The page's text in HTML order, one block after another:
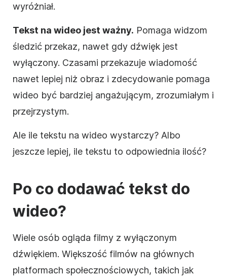
wyróżniał.
Tekst na wideo jest ważny. Pomaga widzom
śledzić przekaz, nawet gdy dźwięk jest
wyłączony. Czasami przekazuje wiadomość
nawet lepiej niż obraz i zdecydowanie pomaga
wideo być bardziej angażującym, zrozumiałym i
przejrzystym.
Ale ile tekstu na wideo wystarczy? Albo
jeszcze lepiej, ile tekstu to odpowiednia ilość?
Po co dodawać tekst do
wideo?
Wiele osób ogląda filmy z wyłączonym
dźwiękiem. Większość filmów na głównych
platformach społecznościowych, takich jak